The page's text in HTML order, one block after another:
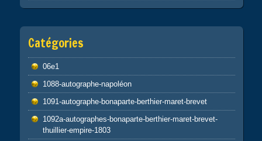
Catégories
06e1
1088-autographe-napoléon
1091-autographe-bonaparte-berthier-maret-brevet
1092a-autographes-bonaparte-berthier-maret-brevet-
thuillier-empire-1803